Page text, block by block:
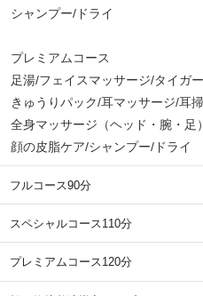
シャンプー/ドライ
プレミアムコース
足湯/フェイスマッサージ/タイガ
きゅうりパック/耳マッサージ/耳
全身マッサージ（ヘッド・腕・足
顔の皮脂ケア/シャンプー/ドライ
フルコース90分
スペシャルコース110分
プレミアムコース120分